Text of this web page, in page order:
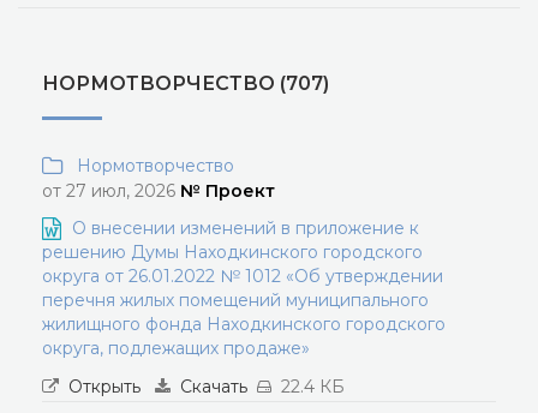
НОРМОТВОРЧЕСТВО (707)
Нормотворчество
от 27 июл, 2026 № Проект
О внесении изменений в приложение к
решению Думы Находкинского городского
округа от 26.01.2022 № 1012 «Об утверждении
перечня жилых помещений муниципального
жилищного фонда Находкинского городского
округа, подлежащих продаже»
Открыть
Скачать 22.4 КБ